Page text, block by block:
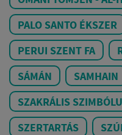
PALO SANTO ÉKSZER
PERUI SZENT FA
SÁMÁN
SAMHAIN
SZAKRÁLIS
SZERTARTÁS